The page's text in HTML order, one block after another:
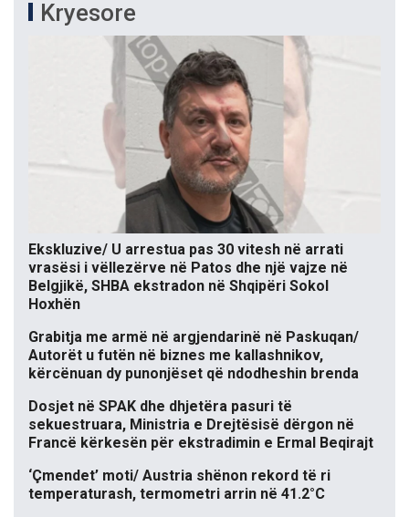
Kryesore
Ekskluzive/ U arrestua pas 30 vitesh në arrati
vrasësi i vëllezërve në Patos dhe një vajze në
Belgjikë, SHBA ekstradon në Shqipëri Sokol
Hoxhën
Grabitja me armë në argjendarinë në Paskuqan/
Autorët u futën në biznes me kallashnikov,
kërcënuan dy punonjëset që ndodheshin brenda
Dosjet në SPAK dhe dhjetëra pasuri të
sekuestruara, Ministria e Drejtësisë dërgon në
Francë kërkesën për ekstradimin e Ermal Beqirajt
‘Çmendet’ moti/ Austria shënon rekord të ri
temperaturash, termometri arrin në 41.2°C